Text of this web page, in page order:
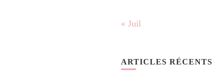
« Juil
ARTICLES RÉCENTS